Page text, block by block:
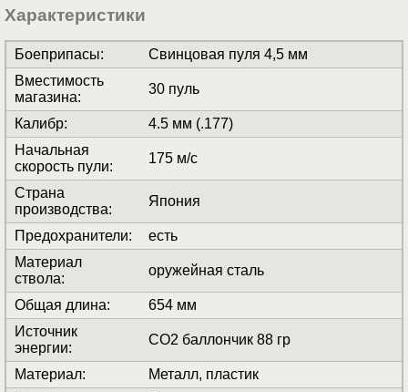
Характеристики
Боеприпасы:
Свинцовая пуля 4,5 мм
Вместимость
магазина:
30 пуль
Калибр:
4.5 мм (.177)
Начальная
скорость пули:
175 м/с
Страна
производства:
Япония
Предохранители:
есть
Материал
ствола:
оружейная сталь
Общая длина:
654 мм
Источник
энергии:
СО2 баллончик 88 гр
Материал:
Металл, пластик